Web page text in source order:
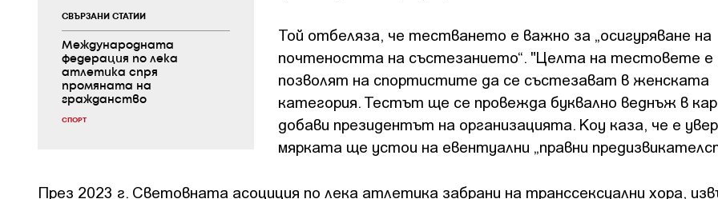
СВЪРЗАНИ СТАТИИ
Международната
федерация по лека
атлетика спря
промяната на
гражданство
СПОРТ
Той отбеляза, че тестването е важно за „осигуряване на
почтеността на състезанието“. "Целта на тестовете е
позволят на спортистите да се състезават в женската
категория. Тестът ще се провежда буквално веднъж в
добави президентът на организацията. Коу каза, че е
мярката ще устои на евентуални „правни
През 2023 г. Световната асоциция по лека атлетика забрани на транссексуални хора,